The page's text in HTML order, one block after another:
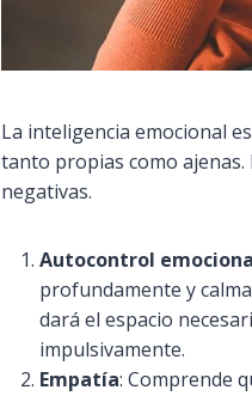
La inteligencia emocional
tanto propias como
negativas.
Autocontrol
profundamente y
dará el espacio
impulsivamente.
Empatía: Comprende